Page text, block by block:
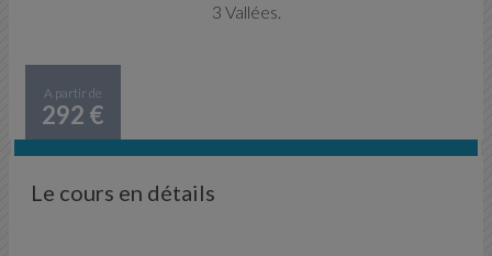
3 Vallées.
A partir de
292 €
Le cours en détails